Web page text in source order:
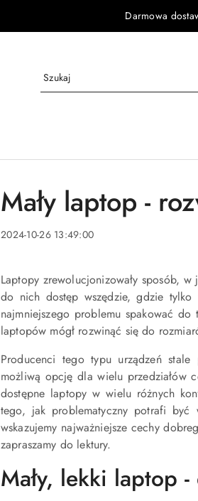
Darmowa
Mały laptop -
2024-10-26 13:49:00
Laptopy zrewolucjonizowały sposób,
do nich dostęp wszędzie, gdzie tylko
najmniejszego problemu spakować
laptopów mógł rozwinąć się do
Producenci tego typu urządzeń
możliwą opcję dla wielu przedziałów
dostępne laptopy w wielu różnych
tego, jak problematyczny potrafi być
wskazujemy najważniejsze cechy
zapraszamy do lektury.
Mały, lekki laptop